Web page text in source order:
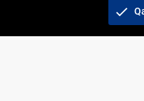
+998 71
check